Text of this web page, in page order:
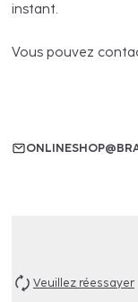
instant.
Vous pouvez
Veuillez réessayer